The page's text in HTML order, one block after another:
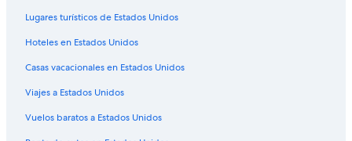
Hoteles 3 estrellas en Finstown
Hoteles en Finstown
Hoteles en Kildonan
Hoteles en St. Mary's
Lugares turísticos de Estados Unidos
Hoteles en Estados Unidos
Casas vacacionales en Estados Unidos
Viajes a Estados Unidos
Vuelos baratos a Estados Unidos